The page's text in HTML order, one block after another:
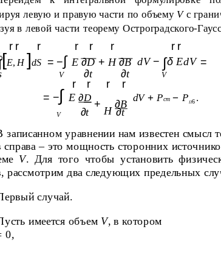
левую и правую части по объему V с
в левой части теорему Остроградского-
r r r r r
r
∂B
r r
=
[E,H]dS = −∫ E ∂D + H dV− ∫δEdV
V ∂t ∂t V
r r r r
− PП6 .
= −∫ E ∂D +
H
∂B dV +Pcт
V ∂t ∂t
записанном уравнении нам известен смысл
справа – это мощность сторонних
V. Для того чтобы установить
рассмотрим два следующих предельных
случай.
имеется объем V, в котором
0,